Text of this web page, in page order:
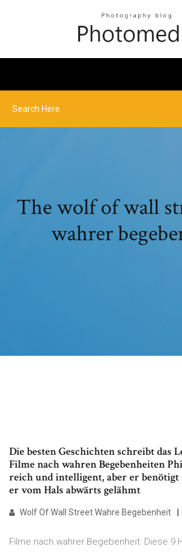
The wolf of wall
wahrer
Die besten Geschichten schreibt das
Filme nach wahren Begebenheiten
reich und intelligent, aber er
er vom Hals abwärts gelähmt
Wolf Of Wall Street Wahre Begebenheit
Filme nach wahrer Begebenheit: Diese 9